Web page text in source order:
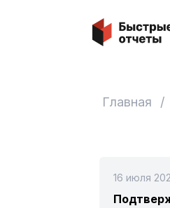
Быстрые
Главная /
16 июля